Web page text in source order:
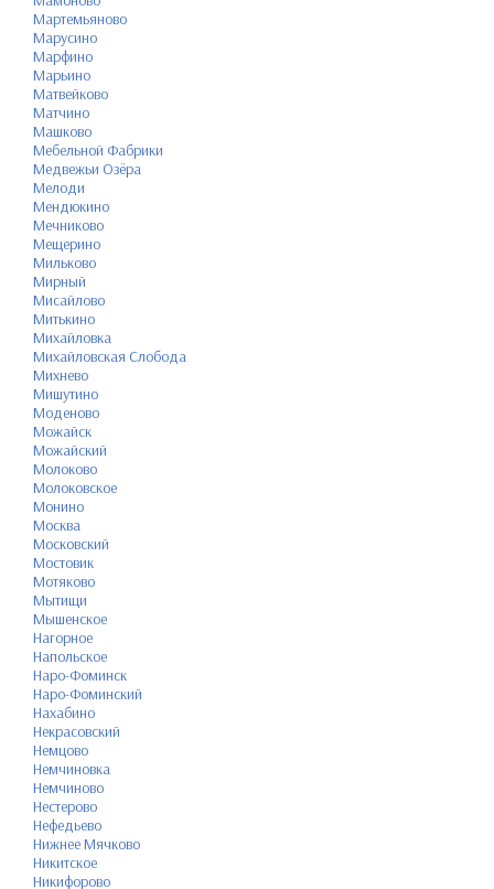
Мартемьяново
Марусино
Марфино
Марьино
Матвейково
Матчино
Машково
Мебельной Фабрики
Медвежьи Озёра
Мелоди
Мендюкино
Мечниково
Мещерино
Мильково
Мирный
Мисайлово
Митькино
Михайловка
Михайловская Слобода
Михнево
Мишутино
Моденово
Можайск
Можайский
Молоково
Молоковское
Монино
Москва
Московский
Мостовик
Мотяково
Мытищи
Мышенское
Нагорное
Напольское
Наро-Фоминск
Наро-Фоминский
Нахабино
Некрасовский
Немцово
Немчиновка
Немчиново
Нестерово
Нефедьево
Нижнее Мячково
Никитское
Никифорово